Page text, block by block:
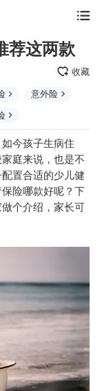
荐这两款
收藏
意外险
今孩子生病住
庭来说，也是不
置合适的少儿健
险哪款好呢？下
个介绍，家长可